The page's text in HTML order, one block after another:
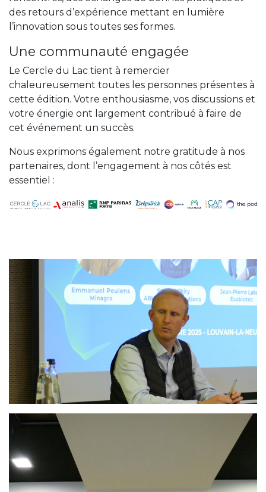
des retours d’expérience mettant en lumière
l’innovation sous toutes ses formes.
Une communauté engagée
Le Cercle du Lac tient à remercier
chaleureusement toutes les personnes présentes à
cette édition. Votre enthousiasme, vos discussions et
votre énergie ont largement contribué à faire de
cet événement un succès.
Nous exprimons également notre gratitude à nos
partenaires, dont l’engagement à nos côtés est
essentiel :